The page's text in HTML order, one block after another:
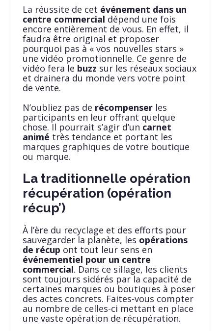
La réussite de cet événement dans un
centre commercial dépend une fois
encore entièrement de vous. En effet, il
faudra être original et proposer
pourquoi pas à « vos nouvelles stars »
une vidéo promotionnelle. Ce genre de
vidéo fera le buzz sur les réseaux sociaux
et drainera du monde vers votre point
de vente.
N’oubliez pas de récompenser les
participants en leur offrant quelque
chose. Il pourrait s’agir d’un carnet
animé très tendance et portant les
marques graphiques de votre boutique
ou marque.
La traditionnelle opération
récupération (opération
récup’)
À l’ère du recyclage et des efforts pour
sauvegarder la planète, les opérations
de récup ont tout leur sens en
événementiel pour un centre
commercial. Dans ce sillage, les clients
sont toujours sidérés par la capacité de
certaines marques ou boutiques à poser
des actes concrets. Faites-vous compter
au nombre de celles-ci mettant en place
une vaste opération de récupération.